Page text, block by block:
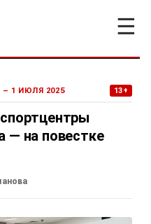
☰
– 1 ИЮЛЯ 2025 13+
— на повестке